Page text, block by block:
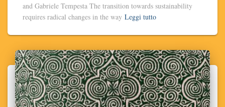
and Gabriele Tempesta The transition towards sustainability
requires radical changes in the way Leggi tutto